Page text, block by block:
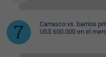
Carrasco vs. barrios
US$ 600.000 en el